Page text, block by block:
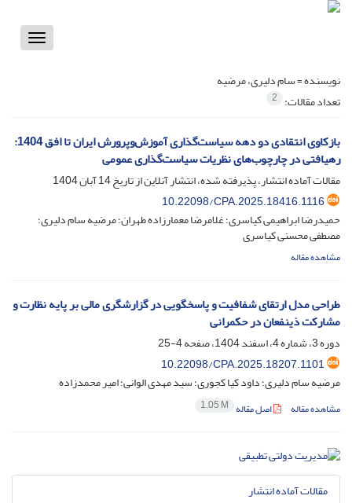
Toggle
نویسنده =سام دلیری، مرضیه
تعداد مقالات: 2
بازکاوی انتقادی دو دهه سیاست‌گذاری آموزش‌وپرورش ایران تا افق 1404:
رهیافتی در چارچوب‌های نظریات سیاست‌گذاری عمومی
مقالات آماده انتشار، پذیرفته شده، انتشار آنلاین از تاریخ14 آبان 1404
10.22098/CPA.2025.18416.1116
حمیدرضا ابراهیمی کیاسری؛ غلامرضا معمارزاده طهران؛ مرضیه سام دلیری؛
مصطفی محسنی کیاسری
مشاهده مقاله
طراحی مدل ارتقای شفافیت و پاسخگویی در گزارشگری مالی بر پایه نظارت و
مشارکت ذینفعان در حکمرانی
دوره 3، شماره 4، اسفند 1404، صفحه
4-25
10.22098/CPA.2025.18207.1101
مرضیه سام دلیری؛ داود کیا کجوری؛ سید مهدی الوانی؛ امیر محمدزاده
مشاهده مقاله اصل مقاله 1.05 M
مقالات آماده انتشار